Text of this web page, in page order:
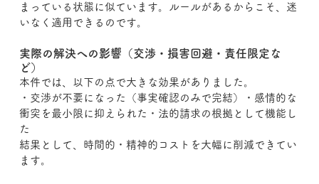
まっている状態に似ています。ルールがあるからこそ、迷
いなく適用できるのです。
実際の解決への影響（交渉・損害回避・責任限定な
ど）
本件では、以下の点で大きな効果がありました。
・交渉が不要になった（事実確認のみで完結）・感情的な
衝突を最小限に抑えられた・法的請求の根拠として機能し
た
結果として、時間的・精神的コストを大幅に削減できてい
ます。